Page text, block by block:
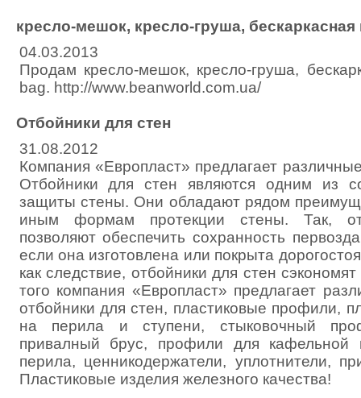
кресло-мешок, кресло-груша,
04.03.2013
Продам кресло-мешок, кресло-груша,
bag. http://www.beanworld.com.ua/
Отбойники для стен
31.08.2012
Компания «Европласт» предлагает
Отбойники для стен являются одним из
защиты стены. Они обладают рядом
иным формам протекции стены. Так,
позволяют обеспечить сохранность
если она изготовлена или покрыта
как следствие, отбойники для стен
того компания «Европласт» предлагает
отбойники для стен, пластиковые профили,
на перила и ступени, стыковочный
привалный брус, профили для кафельной
перила, ценникодержатели, уплотнители,
Пластиковые изделия железного качества!